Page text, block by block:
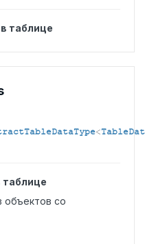
таблице
<
таблице
объектов со